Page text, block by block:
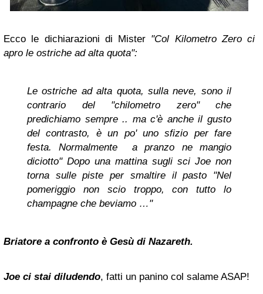
Ecco le dichiarazioni di Mister "Col Kilometro Zero ci
apro le ostriche ad alta quota":
Le ostriche ad alta quota, sulla neve, sono il
contrario del "chilometro zero" che
predichiamo sempre .. ma c'è anche il gusto
del contrasto, è un po' uno sfizio per fare
festa. Normalmente a pranzo ne mangio
diciotto" Dopo una mattina sugli sci Joe non
torna sulle piste per smaltire il pasto "Nel
pomeriggio non scio troppo, con tutto lo
champagne che beviamo …"
Briatore a confronto è Gesù di Nazareth.
Joe ci stai diludendo, fatti un panino col salame ASAP!